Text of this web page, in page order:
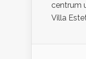
centrum
Villa